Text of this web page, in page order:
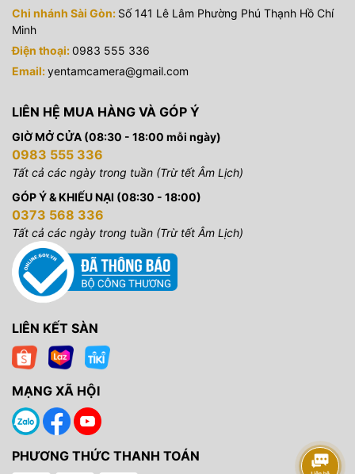
Chi nhánh Sài Gòn: Số 141 Lê Lâm Phường Phú Thạnh Hồ Chí
Minh
Điện thoại:0983 555 336
Email:yentamcamera@gmail.com
LIÊN HỆ MUA HÀNG VÀ GÓP Ý
GIỜ MỞ CỬA (08:30 - 18:00 mỗi ngày)
0983 555 336
Tất cả các ngày trong tuần (Trừ tết Âm Lịch)
GÓP Ý & KHIẾU NẠI (08:30 - 18:00)
0373 568 336
Tất cả các ngày trong tuần (Trừ tết Âm Lịch)
LIÊN KẾT SÀN
MẠNG XÃ HỘI
PHƯƠNG THỨC THANH TOÁN